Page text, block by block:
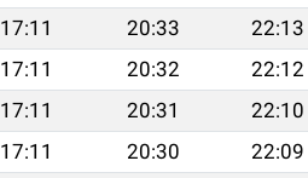
17:11 20:33
22:13
17:11 20:32
22:12
17:11 20:31
22:10
17:11 20:30
22:09